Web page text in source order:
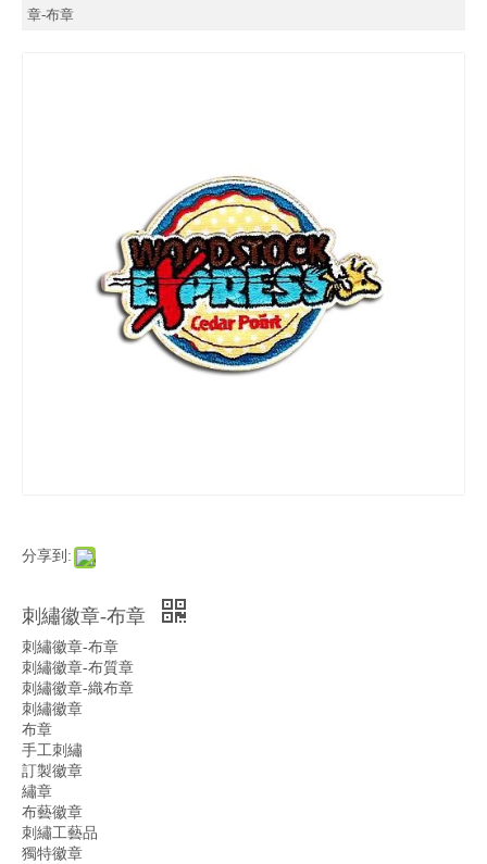
章-布章
分享到:
刺繡徽章-布章
刺繡徽章-布章
刺繡徽章-布質章
刺繡徽章-織布章
刺繡徽章
布章
手工刺繡
訂製徽章
繡章
布藝徽章
刺繡工藝品
獨特徽章